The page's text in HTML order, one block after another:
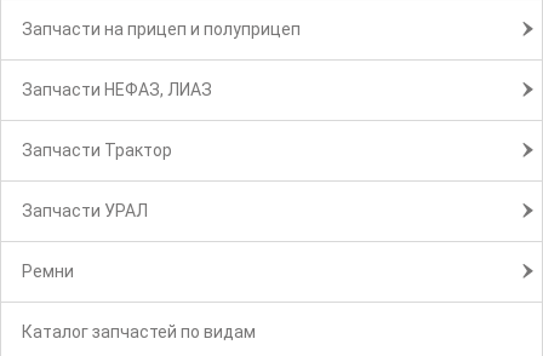
Запчасти на прицеп и полуприцеп
Запчасти НЕФАЗ, ЛИАЗ
Запчасти Трактор
Запчасти УРАЛ
Ремни
Каталог запчастей по видам